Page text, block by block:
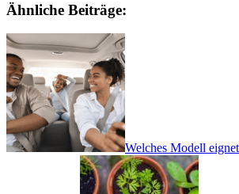
Ähnliche Beiträge:
Welches Modell